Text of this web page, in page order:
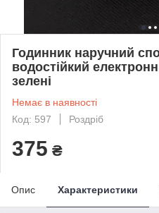
Годинник наручний
водостійкий
зелені
Немає в наявності
Код: 597
Роздріб
375 ₴
Опис Характеристики